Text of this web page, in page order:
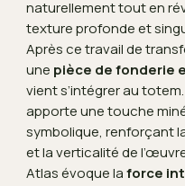
naturellement tout en
texture profonde et
Après ce travail de
une pièce de fonderie
vient s’intégrer au totem.
apporte une touche
symbolique, renforçant
et la verticalité de
Atlas évoque laforce